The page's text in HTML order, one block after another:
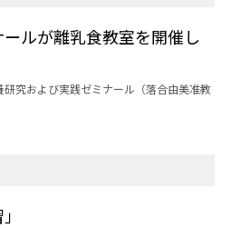
ルが離乳食教室を開催し
究および実践ゼミナール（落合由美准教